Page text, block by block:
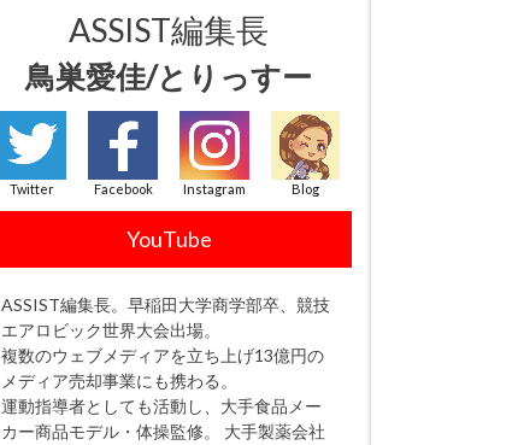
ASSIST編集長
鳥巣愛佳/とりっすー
Twitter Facebook Instagram Blog
YouTube
ASSIST編集長。早稲田大学商学部卒、競技
エアロビック世界大会出場。
複数のウェブメディアを立ち上げ13億円の
メディア売却事業にも携わる。
運動指導者としても活動し、大手食品メー
カー商品モデル・体操監修。 大手製薬会社